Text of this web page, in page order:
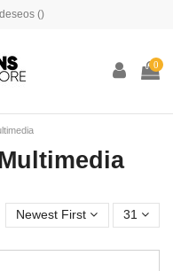
()
0
Newest First 31